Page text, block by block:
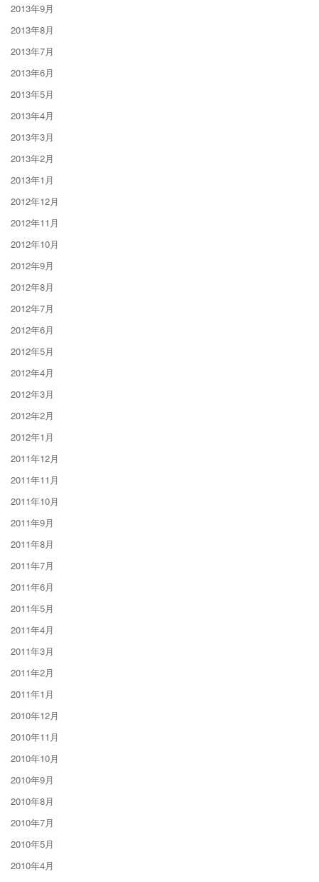
2013年9月
2013年8月
2013年7月
2013年6月
2013年5月
2013年4月
2013年3月
2013年2月
2013年1月
2012年12月
2012年11月
2012年10月
2012年9月
2012年8月
2012年7月
2012年6月
2012年5月
2012年4月
2012年3月
2012年2月
2012年1月
2011年12月
2011年11月
2011年10月
2011年9月
2011年8月
2011年7月
2011年6月
2011年5月
2011年4月
2011年3月
2011年2月
2011年1月
2010年12月
2010年11月
2010年10月
2010年9月
2010年8月
2010年7月
2010年5月
2010年4月